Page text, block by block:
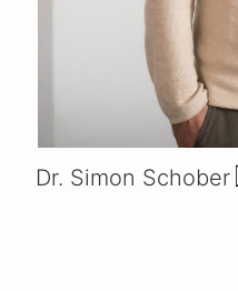
Dr. Simon Schober